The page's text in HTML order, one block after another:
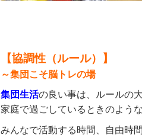
【協調性（ルール）】
～集団こそ脳トレの場
集団生活の良い事は、ルールの
家庭で過ごしているときのよう
みんなで活動する時間、自由時